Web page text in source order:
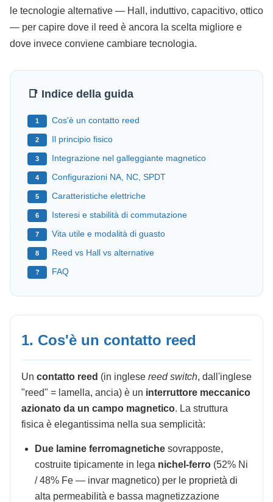
le tecnologie alternative — Hall, induttivo, capacitivo, ottico
— per capire dove il reed è ancora la scelta migliore e
dove invece conviene cambiare tecnologia.
📑 Indice della guida
1 Cos'è un contatto reed
2 Il principio fisico
3 Integrazione nel galleggiante magnetico
4 Configurazioni NA, NC, SPDT
5 Caratteristiche elettriche
6 Isteresi e stabilità di commutazione
7 Vita utile e modalità di guasto
8 Reed vs Hall vs alternative
? FAQ
1. Cos'è un contatto reed
Un contatto reed (in inglese reed switch, dall'inglese
"reed" = lamella, ancia) è un interruttore meccanico
azionato da un campo magnetico. La struttura
fisica è elegantissima nella sua semplicità:
Due lamine ferromagnetiche sovrapposte,
costruite tipicamente in lega nichel-ferro (52% Ni
/ 48% Fe — invar magnetico) per le proprietà di
alta permeabilità e bassa magnetizzazione